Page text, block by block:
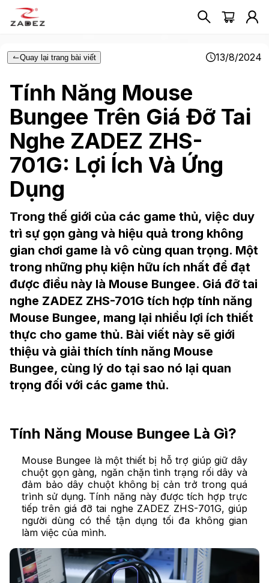
Quay lại trang bài viết 13/8/2024
Tính Năng Mouse
Bungee Trên Giá Đỡ Tai
Nghe ZADEZ ZHS-
701G: Lợi Ích Và Ứng
Dụng
Trong thế giới của các game thủ, việc duy
trì sự gọn gàng và hiệu quả trong không
gian chơi game là vô cùng quan trọng. Một
trong những phụ kiện hữu ích nhất để đạt
được điều này là Mouse Bungee. Giá đỡ tai
nghe ZADEZ ZHS-701G tích hợp tính năng
Mouse Bungee, mang lại nhiều lợi ích thiết
thực cho game thủ. Bài viết này sẽ giới
thiệu và giải thích tính năng Mouse
Bungee, cùng lý do tại sao nó lại quan
trọng đối với các game thủ.
Tính Năng Mouse Bungee Là Gì?
Mouse Bungee là một thiết bị hỗ trợ giúp giữ dây
chuột gọn gàng, ngăn chặn tình trạng rối dây và
đảm bảo dây chuột không bị cản trở trong quá
trình sử dụng. Tính năng này được tích hợp trực
tiếp trên giá đỡ tai nghe ZADEZ ZHS-701G, giúp
người dùng có thể tận dụng tối đa không gian
làm việc của mình.